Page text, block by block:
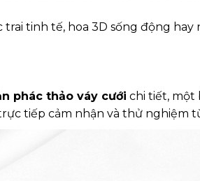
tinh tế, hoa 3D sống động
phác thảo váy cưới chi tiết, một
tiếp cảm nhận và thử nghiệm